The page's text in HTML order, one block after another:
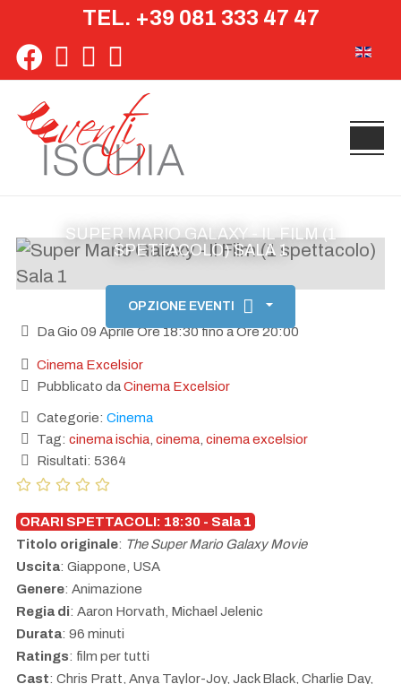
TEL. +39 081 333 47 47
SUPER MARIO GALAXY - IL FILM (1
SPETTACOLO) SALA 1
OPZIONE EVENTI
Da Gio 09 Aprile Ore 18:30 fino a Ore 20:00
Cinema Excelsior
Pubblicato daCinema Excelsior
Categorie: Cinema
Tag: cinema ischia cinema cinema excelsior
Risultati: 5364
ORARI SPETTACOLI: 18:30 - Sala 1
Titolo originale: The Super Mario Galaxy Movie
Uscita: Giappone, USA
Genere: Animazione
Regia di: Aaron Horvath, Michael Jelenic
Durata: 96 minuti
Ratings: film per tutti
Cast: Chris Pratt, Anya Taylor-Joy, Jack Black, Charlie Day,